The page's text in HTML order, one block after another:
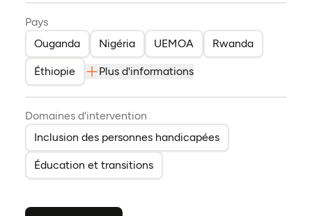
Pays
Ouganda
Nigéria UEMOA Rwanda
Éthiopie Plus d'informations
Domaines d'intervention
Inclusion des personnes handicapées
Éducation et transitions